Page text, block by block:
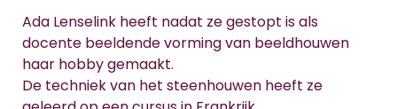
Ada Lenselink heeft nadat ze gestopt is als
docente beeldende vorming van beeldhouwen
haar hobby gemaakt.
De techniek van het steenhouwen heeft ze